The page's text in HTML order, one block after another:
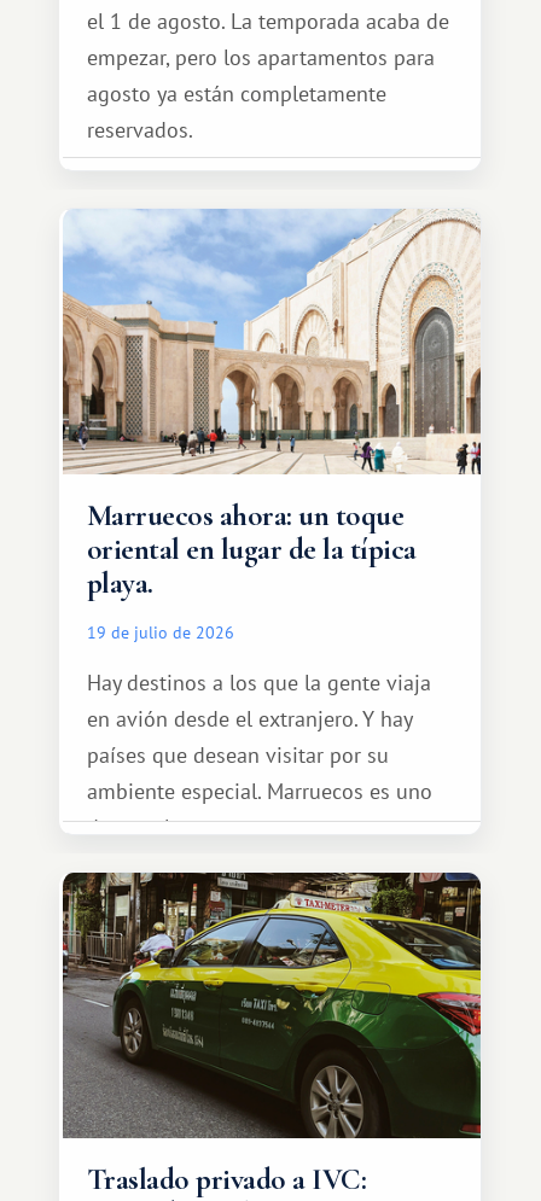
el 1 de agosto. La temporada acaba de
empezar, pero los apartamentos para
agosto ya están completamente
reservados.
Marruecos ahora: un toque
oriental en lugar de la típica
playa.
19 de julio de 2026
Hay destinos a los que la gente viaja
en avión desde el extranjero. Y hay
países que desean visitar por su
ambiente especial. Marruecos es uno
de esos lugares.
Traslado privado a IVC: